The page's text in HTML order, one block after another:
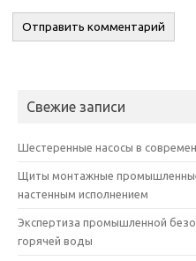
Свежие записи
Шестеренные насосы в
Щиты монтажные
настенным исполнением
Экспертиза промышленной
горячей воды